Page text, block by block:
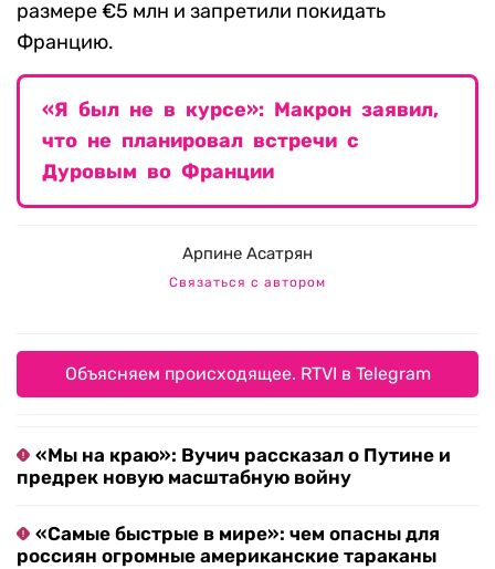
размере €5 млн и запретили покидать
Францию.
«Я был не в курсе»: Макрон заявил,
что не планировал встречи с
Дуровым во Франции
Арпине Асатрян
Связаться с автором
Объясняем происходящее. RTVI в Telegram
«Мы на краю»: Вучич рассказал о Путине и
предрек новую масштабную войну
«Самые быстрые в мире»: чем опасны для
россиян огромные американские тараканы